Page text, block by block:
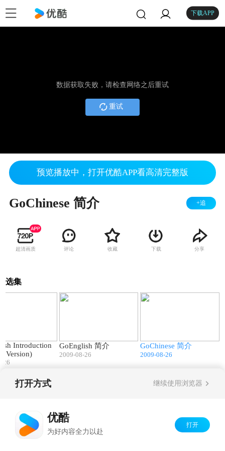
下载APP
数据获取失败，请检查网络之后重试
重试
预览播放中，打开优酷APP看高清完整版
GoChinese 简介 +追
超清画质 评论 收藏 下载 分享
选集
Introduction
Version)
26
GoEnglish 简介
2009-08-26
GoChinese 简介
2009-08-26
打开方式 继续使用浏览器
优酷
为好内容全力以赴
打开